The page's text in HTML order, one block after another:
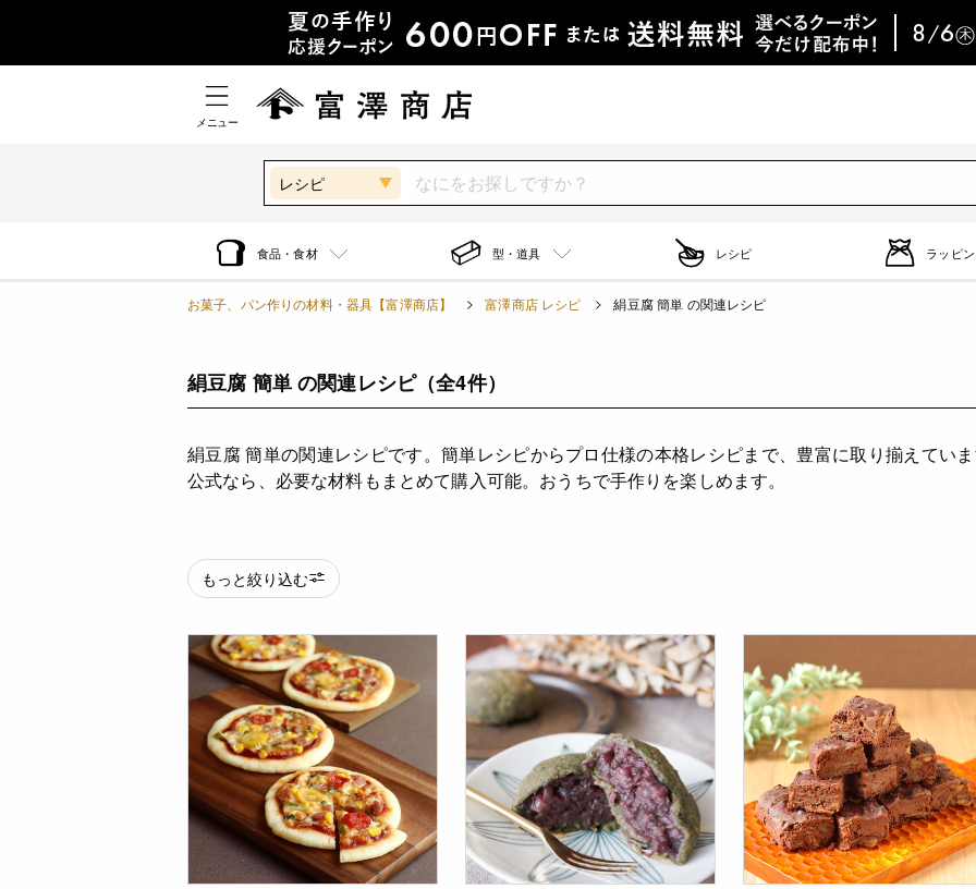
メニュー
レシピ
食品・食材 型・道具 レシピ ラッピ
お菓子、パン作りの材料・器具【富澤商店】 富澤商店 レシピ 絹豆腐 簡単 の関連レシピ
絹豆腐 簡単 の関連レシピ（全4件）
絹豆腐 簡単の関連レシピです。簡単レシピからプロ仕様の本格レシピまで、豊富に取り揃えてい
公式なら、必要な材料もまとめて購入可能。おうちで手作りを楽しめます。
もっと絞り込む